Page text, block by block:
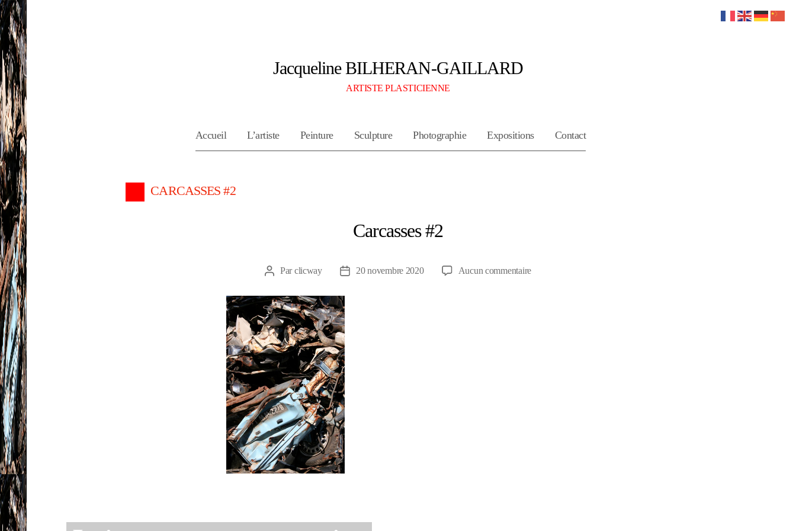
Jacqueline BILHERAN-GAILLARD
ARTISTE PLASTICIENNE
Accueil L’artiste Peinture Sculpture Photographie Expositions Contact
CARCASSES #2
Carcasses #2
Auteur
l’article
Parclicway
Date20 novembre 2020 Aucun commentairesur